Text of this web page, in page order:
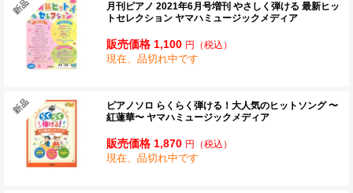
月刊ピアノ 2021年6月号増刊 やさしく弾ける 最新ヒッ
トセレクション ヤマハミュージックメディア
販売価格 1,100 円 （税込）
現在、品切れ中です
ピアノソロ らくらく弾ける！大人気のヒットソング 〜
紅蓮華〜 ヤマハミュージックメディア
販売価格 1,870 円 （税込）
現在、品切れ中です